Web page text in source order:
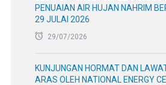
PENUAIAN AIR HUJAN NAHRIM
29 JULAI 2026
29/07/2026
KUNJUNGAN HORMAT DAN
ARAS OLEH NATIONAL ENERGY